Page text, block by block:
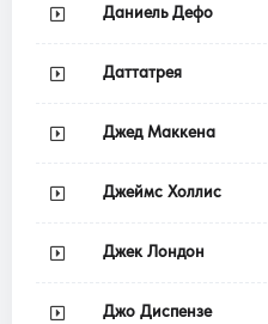
Даниель Дефо
Даттатрея
Джед Маккена
Джеймс Холлис
Джек Лондон
Джо Диспензе